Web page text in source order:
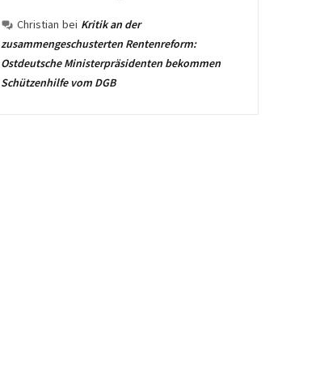
Christian bei Kritik an der
zusammengeschusterten Rentenreform:
Ostdeutsche Ministerpräsidenten bekommen
Schützenhilfe vom DGB